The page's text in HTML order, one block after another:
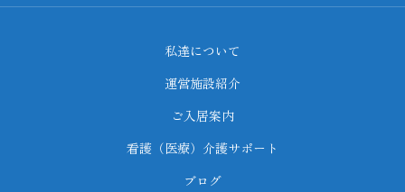
私達について
運営施設紹介
ご入居案内
看護（医療）介護サポート
ブログ